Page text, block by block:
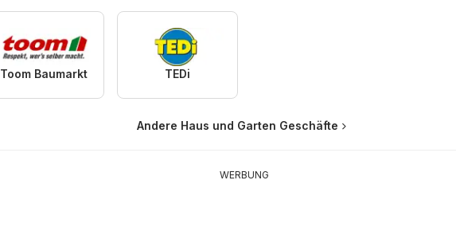
Toom Baumarkt TEDi
Andere Haus und Garten Geschäfte
WERBUNG